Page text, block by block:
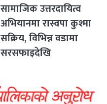
सामाजिक उत्तरदायित्व
अभियानमा रास्वपा कुश्मा
सक्रिय, विभिन्न वडामा
सरसफाइदेखि